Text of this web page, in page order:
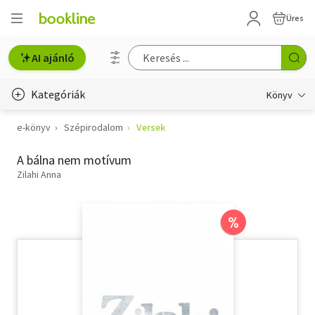
Üres
AI ajánló
Kategóriák Könyv
Életmód, egészség
Erotika
e-könyv Szépirodalom Versek
A bálna nem motívum
Zilahi Anna
%